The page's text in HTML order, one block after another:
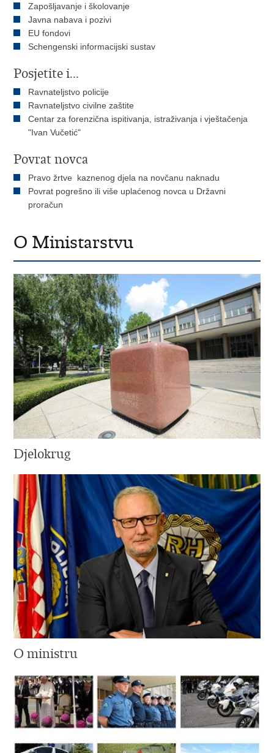
Zapošljavanje i školovanje
Javna nabava i pozivi
EU fondovi
Schengenski informacijski sustav
Posjetite i...
Ravnateljstvo policije
Ravnateljstvo civilne zaštite
Centar za forenzična ispitivanja, istraživanja i vještačenja
"Ivan Vučetić"
Povrat novca
Pravo žrtve kaznenog djela na novčanu naknadu
Povrat pogrešno ili više uplaćenog novca u Državni
proračun
O Ministarstvu
Djelokrug
O ministru